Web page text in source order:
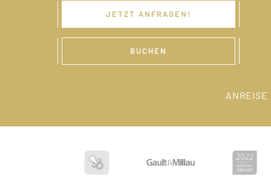
JETZT ANFRAGEN!
BUCHEN
ANREISE